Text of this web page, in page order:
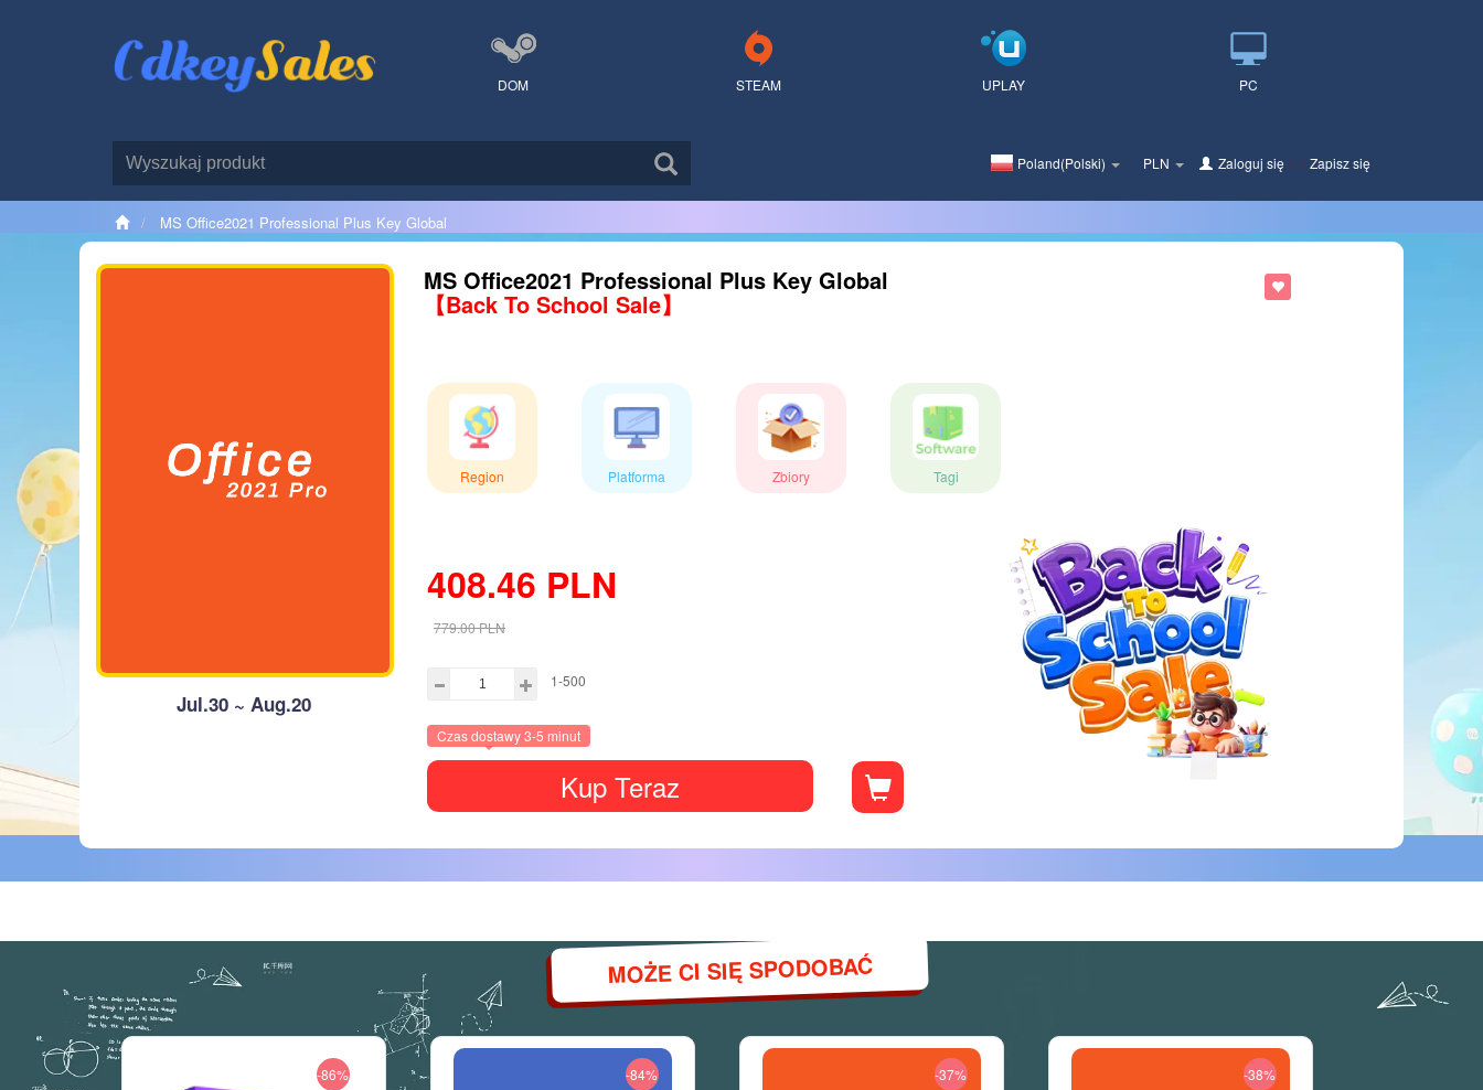
DOM STEAM UPLAY PC
Poland(Polski) PLN Zaloguj się Zapisz się
MS Office2021 Professional Plus Key Global
Jul.30 ~ Aug.20
MS Office2021 Professional Plus Key Global
【Back To School Sale】
Region Platforma Zbiory Tagi
408.46 PLN
779.00PLN
1-500
Czas dostawy 3-5 minut
Kup Teraz
MOŻE CI SIĘ SPODOBAĆ
-86% -84% -37% -38%